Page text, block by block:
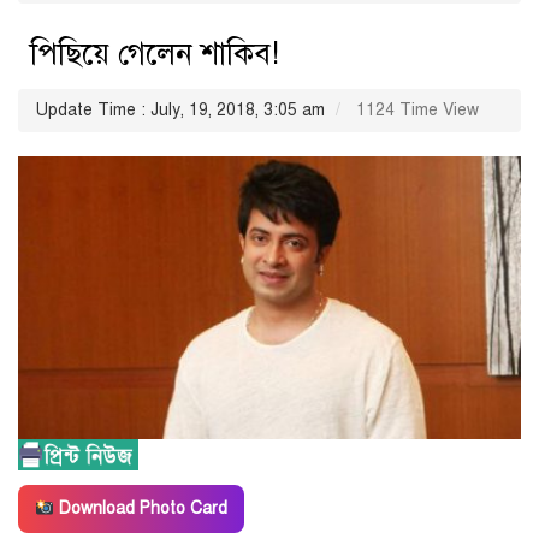
পিছিয়ে গেলেন শাকিব!
Update Time : July, 19, 2018, 3:05 am 1124 Time View
Download Photo Card